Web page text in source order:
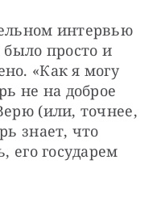
интервью
просто и
«Как я могу
не на доброе
(или, точнее,
знает, что
его государем